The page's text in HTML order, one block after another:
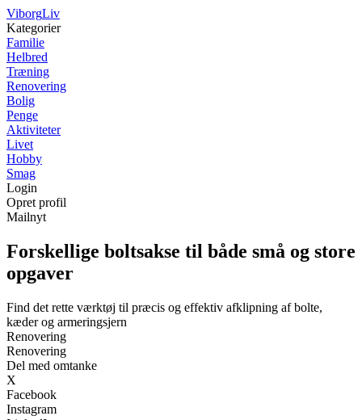
ViborgLiv
Kategorier
Familie
Helbred
Træning
Renovering
Bolig
Penge
Aktiviteter
Livet
Hobby
Smag
Login
Opret profil
Mailnyt
Forskellige boltsakse til både små og store
opgaver
Find det rette værktøj til præcis og effektiv afklipning af bolte,
kæder og armeringsjern
Renovering
Renovering
Del med omtanke
X
Facebook
Instagram